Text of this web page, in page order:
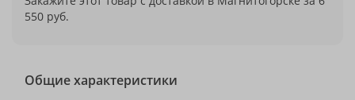
550 руб.
Общие характеристики